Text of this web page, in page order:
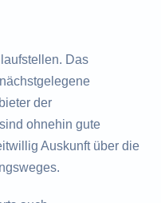
Das
der
ohnehin gute
Auskunft über die